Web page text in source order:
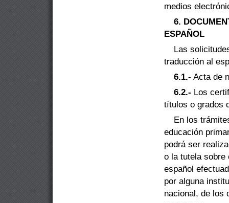
medios
6.
ESPAÑOL
Las
traducción al
6.1.- Acta de
6.2.- Los
títulos o grados
En los
educación
podrá ser
o la tutela sobre
español
por alguna
nacional, de los